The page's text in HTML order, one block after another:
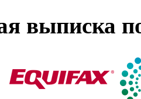
выписка